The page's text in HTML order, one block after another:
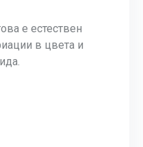
е естествен
в цвета и